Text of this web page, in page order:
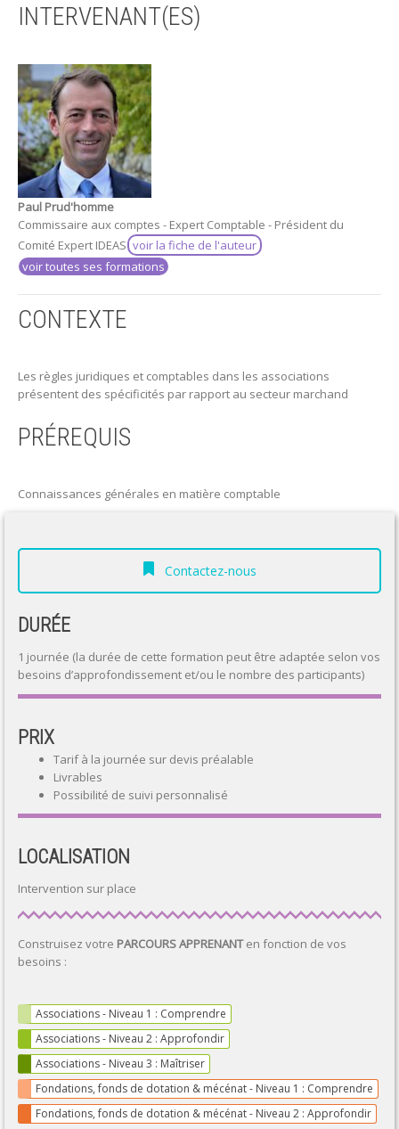
INTERVENANT(ES)
Paul Prud'homme
Commissaire aux comptes - Expert Comptable - Président du
Comité Expert IDEAS voir la fiche de l'auteur
voir toutes ses formations
CONTEXTE
Les règles juridiques et comptables dans les associations
présentent des spécificités par rapport au secteur marchand
PRÉREQUIS
Connaissances générales en matière comptable
Contactez-nous
DURÉE
1 journée (la durée de cette formation peut être adaptée selon vos
besoins d’approfondissement et/ou le nombre des participants)
PRIX
Tarif à la journée sur devis préalable
Livrables
Possibilité de suivi personnalisé
LOCALISATION
Intervention sur place
Construisez votre PARCOURS APPRENANTen fonction de vos
besoins :
Associations - Niveau 1 : Comprendre
Associations - Niveau 2 : Approfondir
Associations - Niveau 3 : Maîtriser
Fondations, fonds de dotation & mécénat - Niveau 1 : Comprendre
Fondations, fonds de dotation & mécénat - Niveau 2 : Approfondir